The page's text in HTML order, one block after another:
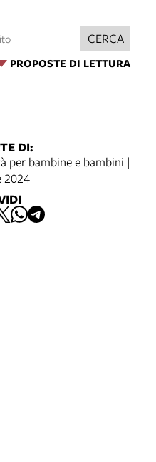
PROPOSTE DI LETTURA
CERCA
DI:
per bambine e bambini |
2024